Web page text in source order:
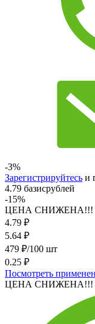
-3%
Зарегистрируйтесь и
4.79 базисрублей
-15%
ЦЕНА СНИЖЕНА!!!
4.79 ₽
5.64 ₽
479 ₽/100 шт
0.25 ₽
Посмотреть
ЦЕНА СНИЖЕНА!!!